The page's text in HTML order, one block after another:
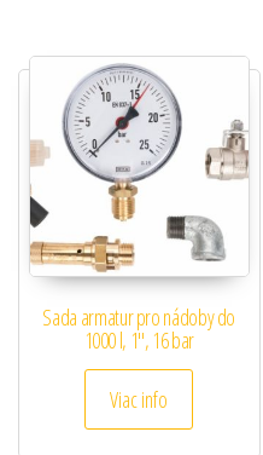
Sada armatur pro nádoby do
1000 l, 1″, 16 bar
Viac info